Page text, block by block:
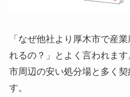
「なぜ他社より厚木市で産
れるの？」とよく言われま
市周辺の安い処分場と多く
す。